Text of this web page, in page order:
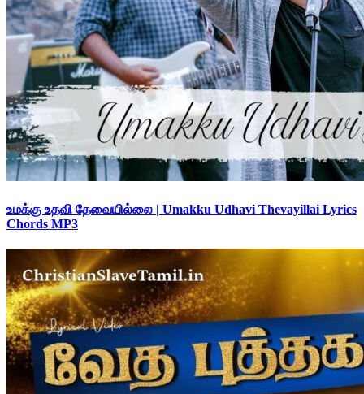
உமக்கு உதவி தேவையில்லை | Umakku Udhavi Thevayillai Lyrics
Chords MP3